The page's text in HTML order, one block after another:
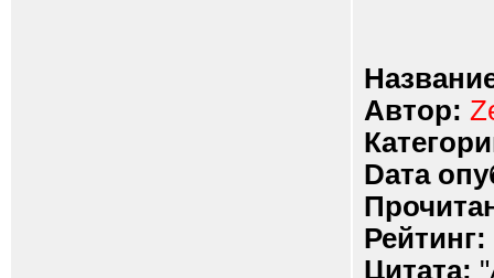
Автор:
Dата
Рейтинг:
Цитата: